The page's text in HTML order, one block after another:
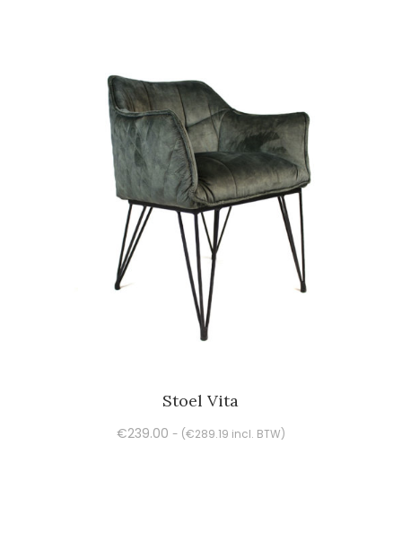
Stoel Vita
€239.00 - (€289.19 incl. BTW)